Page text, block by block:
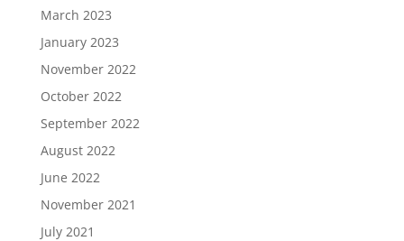
March 2023
January 2023
November 2022
October 2022
September 2022
August 2022
June 2022
November 2021
July 2021